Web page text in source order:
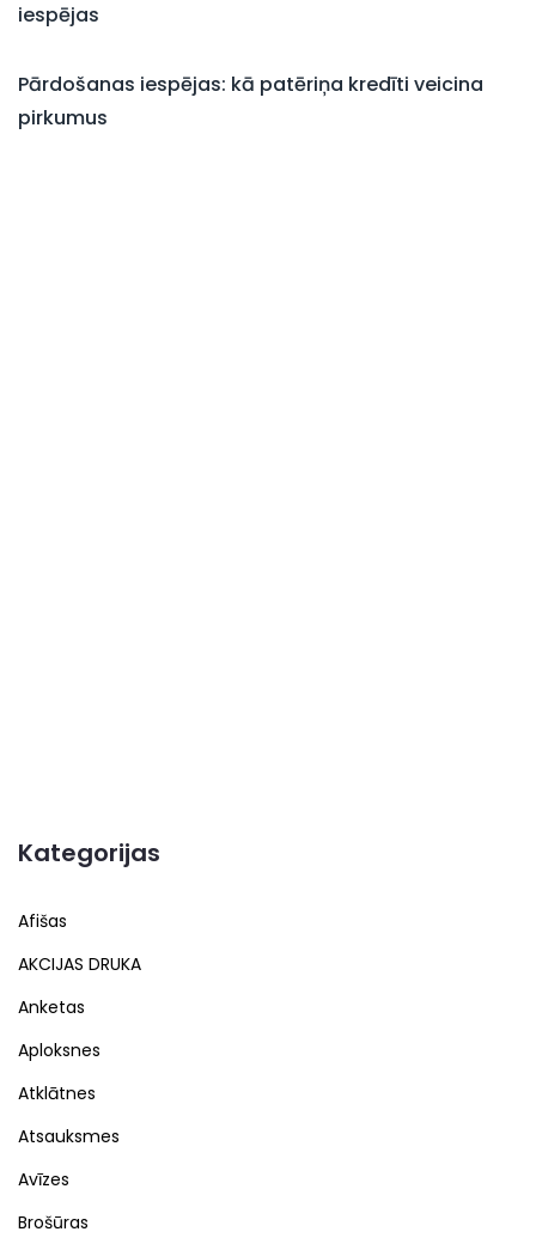
iespējas
Pārdošanas iespējas: kā patēriņa kredīti veicina
pirkumus
Kategorijas
Afišas
AKCIJAS DRUKA
Anketas
Aploksnes
Atklātnes
Atsauksmes
Avīzes
Brošūras